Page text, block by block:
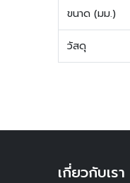
ขนาด (มม.)
วัสดุ
เกี่ยวกับเรา